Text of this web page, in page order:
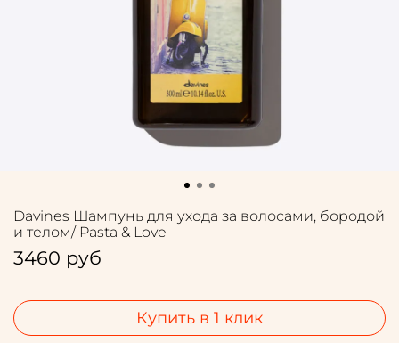
Davines Шампунь для ухода за волосами, бородой
и телом/ Pasta & Love
3460 руб
Купить в 1 клик